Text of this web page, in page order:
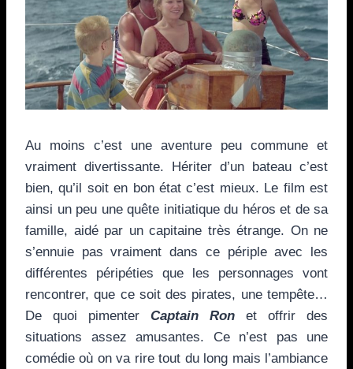
Au moins c’est une aventure peu commune et
vraiment divertissante. Hériter d’un bateau c’est
bien, qu’il soit en bon état c’est mieux. Le film est
ainsi un peu une quête initiatique du héros et de sa
famille, aidé par un capitaine très étrange. On ne
s’ennuie pas vraiment dans ce périple avec les
différentes péripéties que les personnages vont
rencontrer, que ce soit des pirates, une tempête…
De quoi pimenter Captain Ron et offrir des
situations assez amusantes. Ce n’est pas une
comédie où on va rire tout du long mais l’ambiance